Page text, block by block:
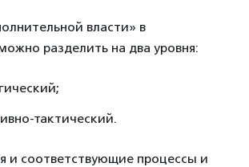
власти» в
разделить на два уровня:
тактический.
и соответствующие процессы и